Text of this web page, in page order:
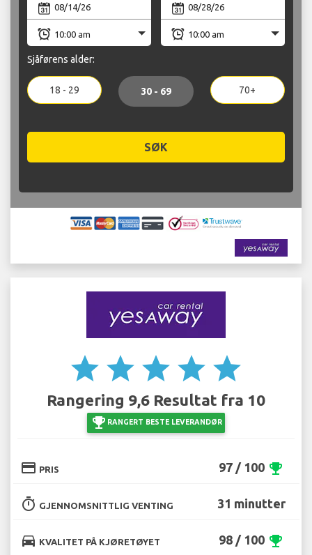
Sjåførens alder:
18 - 29 30 - 69 70+
SØK
star star star star star
Rangering 9,6 Resultat fra 10
emoji_events RANGERT BESTE LEVERANDØR
credit_card PRIS 97 / 100 emoji_events
timer GJENNOMSNITTLIG VENTING 31 minutter
directions_car KVALITET PÅ KJØRETØYET 98 / 100 emoji_events